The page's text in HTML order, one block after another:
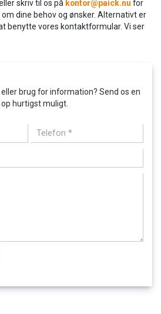
skriv til os på kontor@paick.nu for
dine behov og ønsker. Alternativt er
benytte vores kontaktformular. Vi ser
brug for information? Send os en
hurtigst muligt.